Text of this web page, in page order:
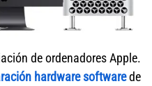
de ordenadores Apple.
hardware softwarede